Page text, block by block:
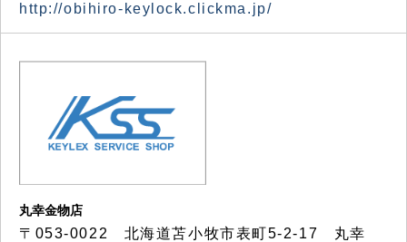
http://obihiro-keylock.clickma.jp/
丸幸金物店
〒053-0022 北海道苫小牧市表町5-2-17 丸幸